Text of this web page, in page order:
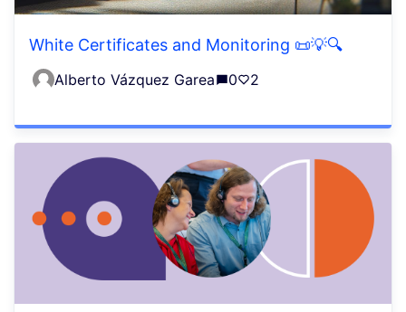
White Certificates and Monitoring 📜💡🔍
Alberto Vázquez Garea 0 2